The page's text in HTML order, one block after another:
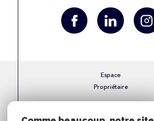
Espace
Propriétaire